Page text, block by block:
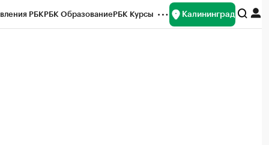
РБКРБК ОбразованиеРБК Курсы Калининград